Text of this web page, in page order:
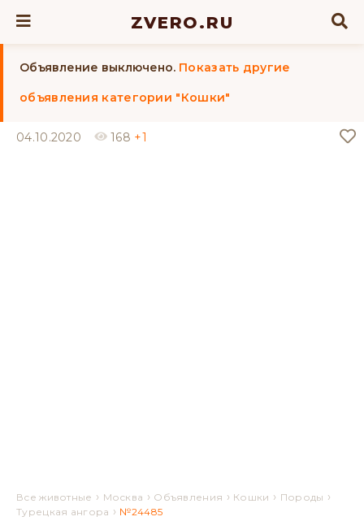
ZVERO.RU
Объявление выключено. Показать другие
объявления категории "Кошки"
04.10.2020 168 +1
Все животные › Москва › Объявления › Кошки › Породы ›
Турецкая ангора › №24485